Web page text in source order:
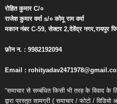
रोहित कुमारC/०
राजेश कुमार वर्माs/० कोमू राम वर्मा
मकान नंबरC-59,सेक्टर2,देवेंद्र नगर,रायपुर
फ़ोन न. : 9982192094
Email :
“समाचार से सम्बंधित किसी भी तरह के विवाद के
द्वारा प्रस्तुत सामग्री ( समाचार / फोटो / विडियो